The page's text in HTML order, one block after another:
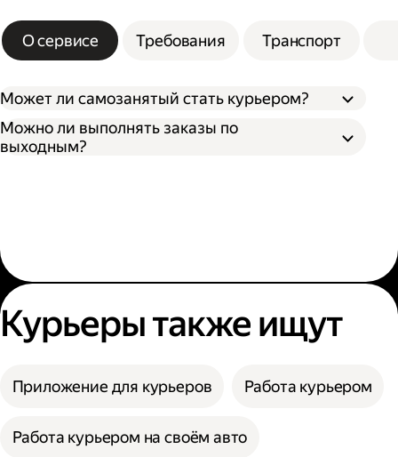
О сервисе Требования Транспорт
Может ли самозанятый стать курьером?
Можно ли выполнять заказы по
выходным?
Курьеры также ищут
Приложение для курьеров Работа курьером
Работа курьером на своём авто